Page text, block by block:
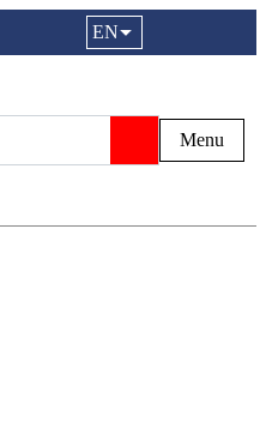
a11y.languageSelection:
EN
Menu
Search